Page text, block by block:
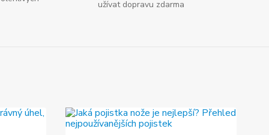
užívat dopravu zdarma